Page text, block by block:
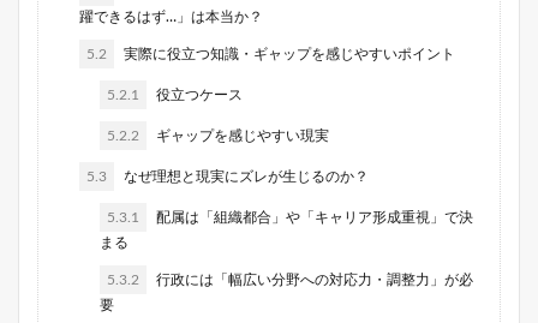
躍できるはず…」は本当か？
5.2 実際に役立つ知識・ギャップを感じやすいポイント
5.2.1 役立つケース
5.2.2 ギャップを感じやすい現実
5.3 なぜ理想と現実にズレが生じるのか？
5.3.1
配属は「組織都合」や「キャリア形成重視」で決
まる
5.3.2
行政には「幅広い分野への対応力・調整力」が必
要